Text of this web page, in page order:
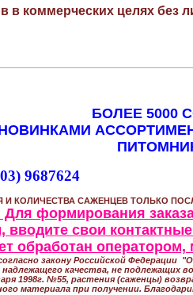
в коммерческих целях без
БОЛЕЕ 5000
9687624
И КОЛИЧЕСТВА САЖЕНЦЕВ ТОЛЬКО
формирования
вводите свои
обработан
закону Российской Федерации
качества, не подлежащих
1998г. №55, растения (саженцы)
материала при получении.